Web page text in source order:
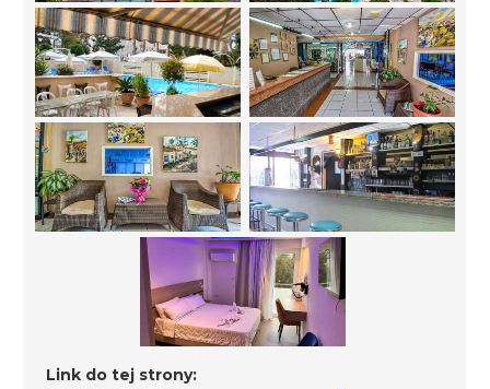
Link do tej strony: